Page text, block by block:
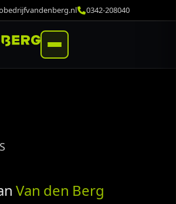
0342-208040
Van den Berg